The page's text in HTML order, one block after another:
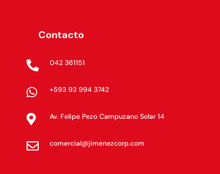
Contacto
 042 361151
 +593 93 994 3742
 Av. Felipe Pezo Campuzano Solar 14
 comercial@jimenezcorp.com